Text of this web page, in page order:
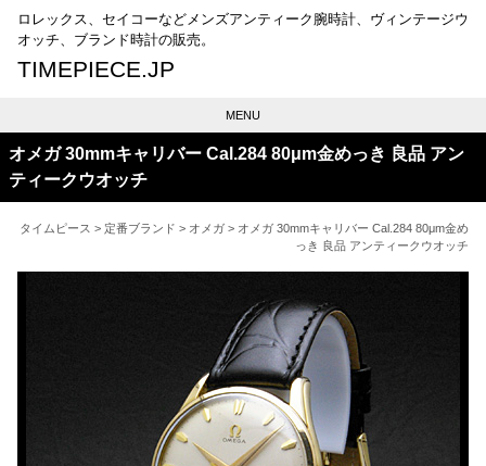
ロレックス、セイコーなどメンズアンティーク腕時計、ヴィンテージウ
オッチ、ブランド時計の販売。
TIMEPIECE.JP
MENU
オメガ 30mmキャリバー Cal.284 80μm金めっき 良品 アン
ティークウオッチ
タイムピース > 定番ブランド > オメガ > オメガ 30mmキャリバー Cal.284 80μm金め
っき 良品 アンティークウオッチ